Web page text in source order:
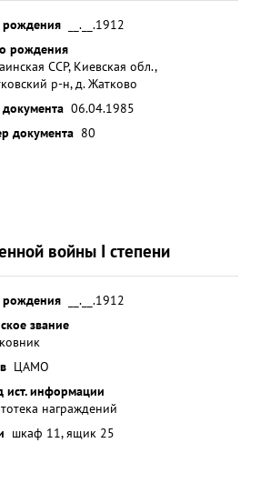
рождения
__.__.1912
рождения
ССР, Киевская обл.,
р-н, д. Жатково
06.04.1985
документа 80
войны I степени
рождения
__.__.1912
звание
ЦАМО
ист. информации
награждений
шкаф 11, ящик 25